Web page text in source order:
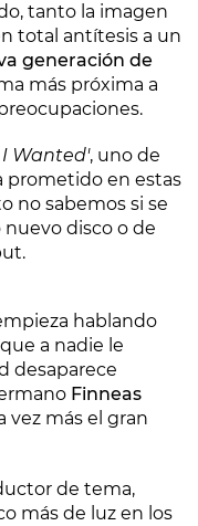
tanto la imagen
total antítesis a un
generación de
más próxima a
Wanted', uno de
prometido en estas
no sabemos si se
disco o de
hablando
a nadie le
desaparece
Finneas
vez más el gran
de tema,
más de luz en los